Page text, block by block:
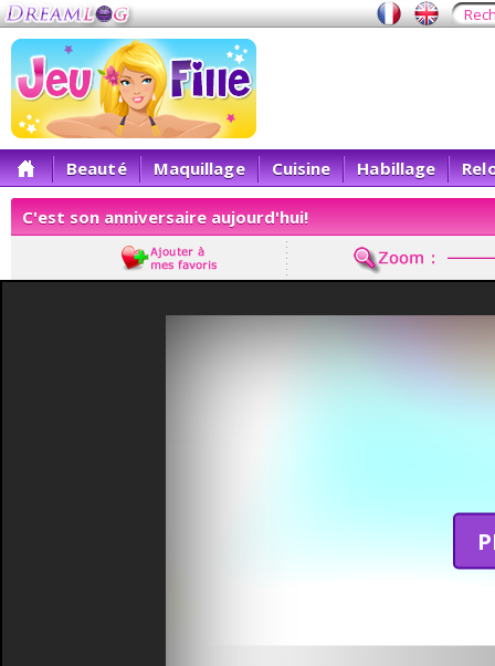
Beauté Maquillage Cuisine Habillage
C'est son anniversaire aujourd'hui!